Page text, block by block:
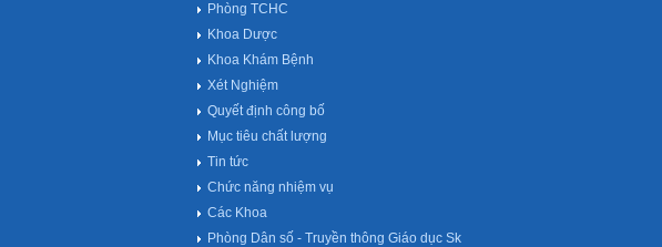
Phòng TCHC
Khoa Dược
Khoa Khám Bệnh
Xét Nghiệm
Quyết định công bố
Mục tiêu chất lượng
Tin tức
Chức năng nhiệm vụ
Các Khoa
Phòng Dân số - Truyền thông Giáo dục Sk